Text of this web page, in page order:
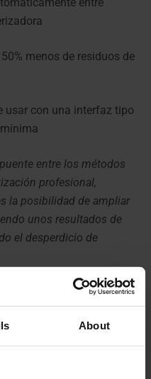
About
menos de residuos de
usar con una interfaz tipo
entre los métodos
profesional,
la posibilidad de ampliar
unos resultados de
el desperdicio de
manual frente al
artículo relacionado:
de forma inteligente: